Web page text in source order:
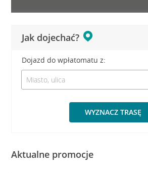
Jak dojechać?
Dojazd do wpłatomatu z:
WYZNACZ TRASĘ
Aktualne promocje